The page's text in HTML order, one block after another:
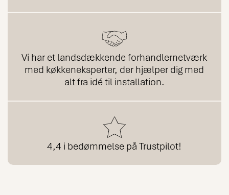
Vi har et landsdækkende forhandlernetværk
med køkkeneksperter, der hjælper dig med
alt fra idé til installation.
4,4 i bedømmelse på Trustpilot!